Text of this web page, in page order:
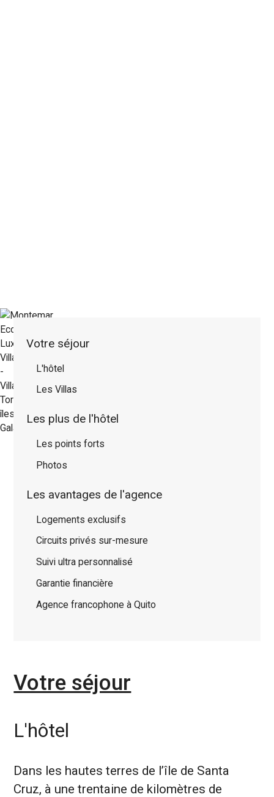
Votre séjour
L'hôtel
Les Villas
Les plus de l'hôtel
Les points forts
Photos
Les avantages de l'agence
Logements exclusifs
Circuits privés sur-mesure
Suivi ultra personnalisé
Garantie financière
Agence francophone à Quito
Votre séjour
L'hôtel
Dans les hautes terres de l’île de Santa
Cruz, à une trentaine de kilomètres de